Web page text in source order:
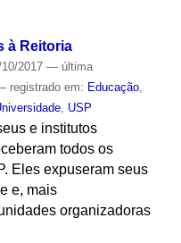
à Reitoria
2017 — última
registrado em: Educação,
, USP
e institutos
todos os
Eles expuseram seus
e, mais
organizadoras